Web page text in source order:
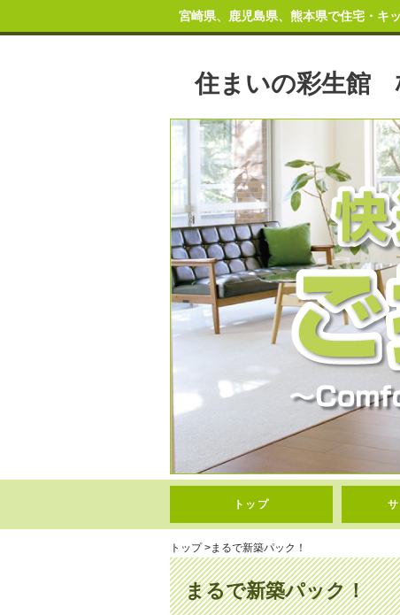
住まいの彩生館
宮崎県、鹿児島県、熊本県で住宅・キ
トップ
まるで新築パック！
トップ>まるで新築パック！